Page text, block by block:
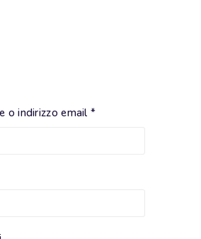
o indirizzo email*